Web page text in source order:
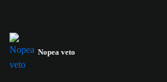
Nopea veto